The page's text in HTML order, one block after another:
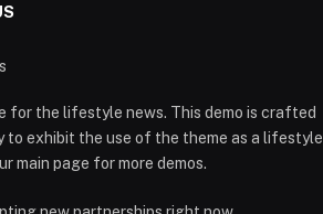
for the lifestyle news. This demo is crafted
to exhibit the use of the theme as a lifestyle
main page for more demos.